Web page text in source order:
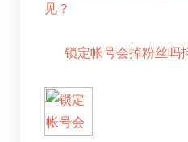
见？
锁定帐号会掉粉丝吗